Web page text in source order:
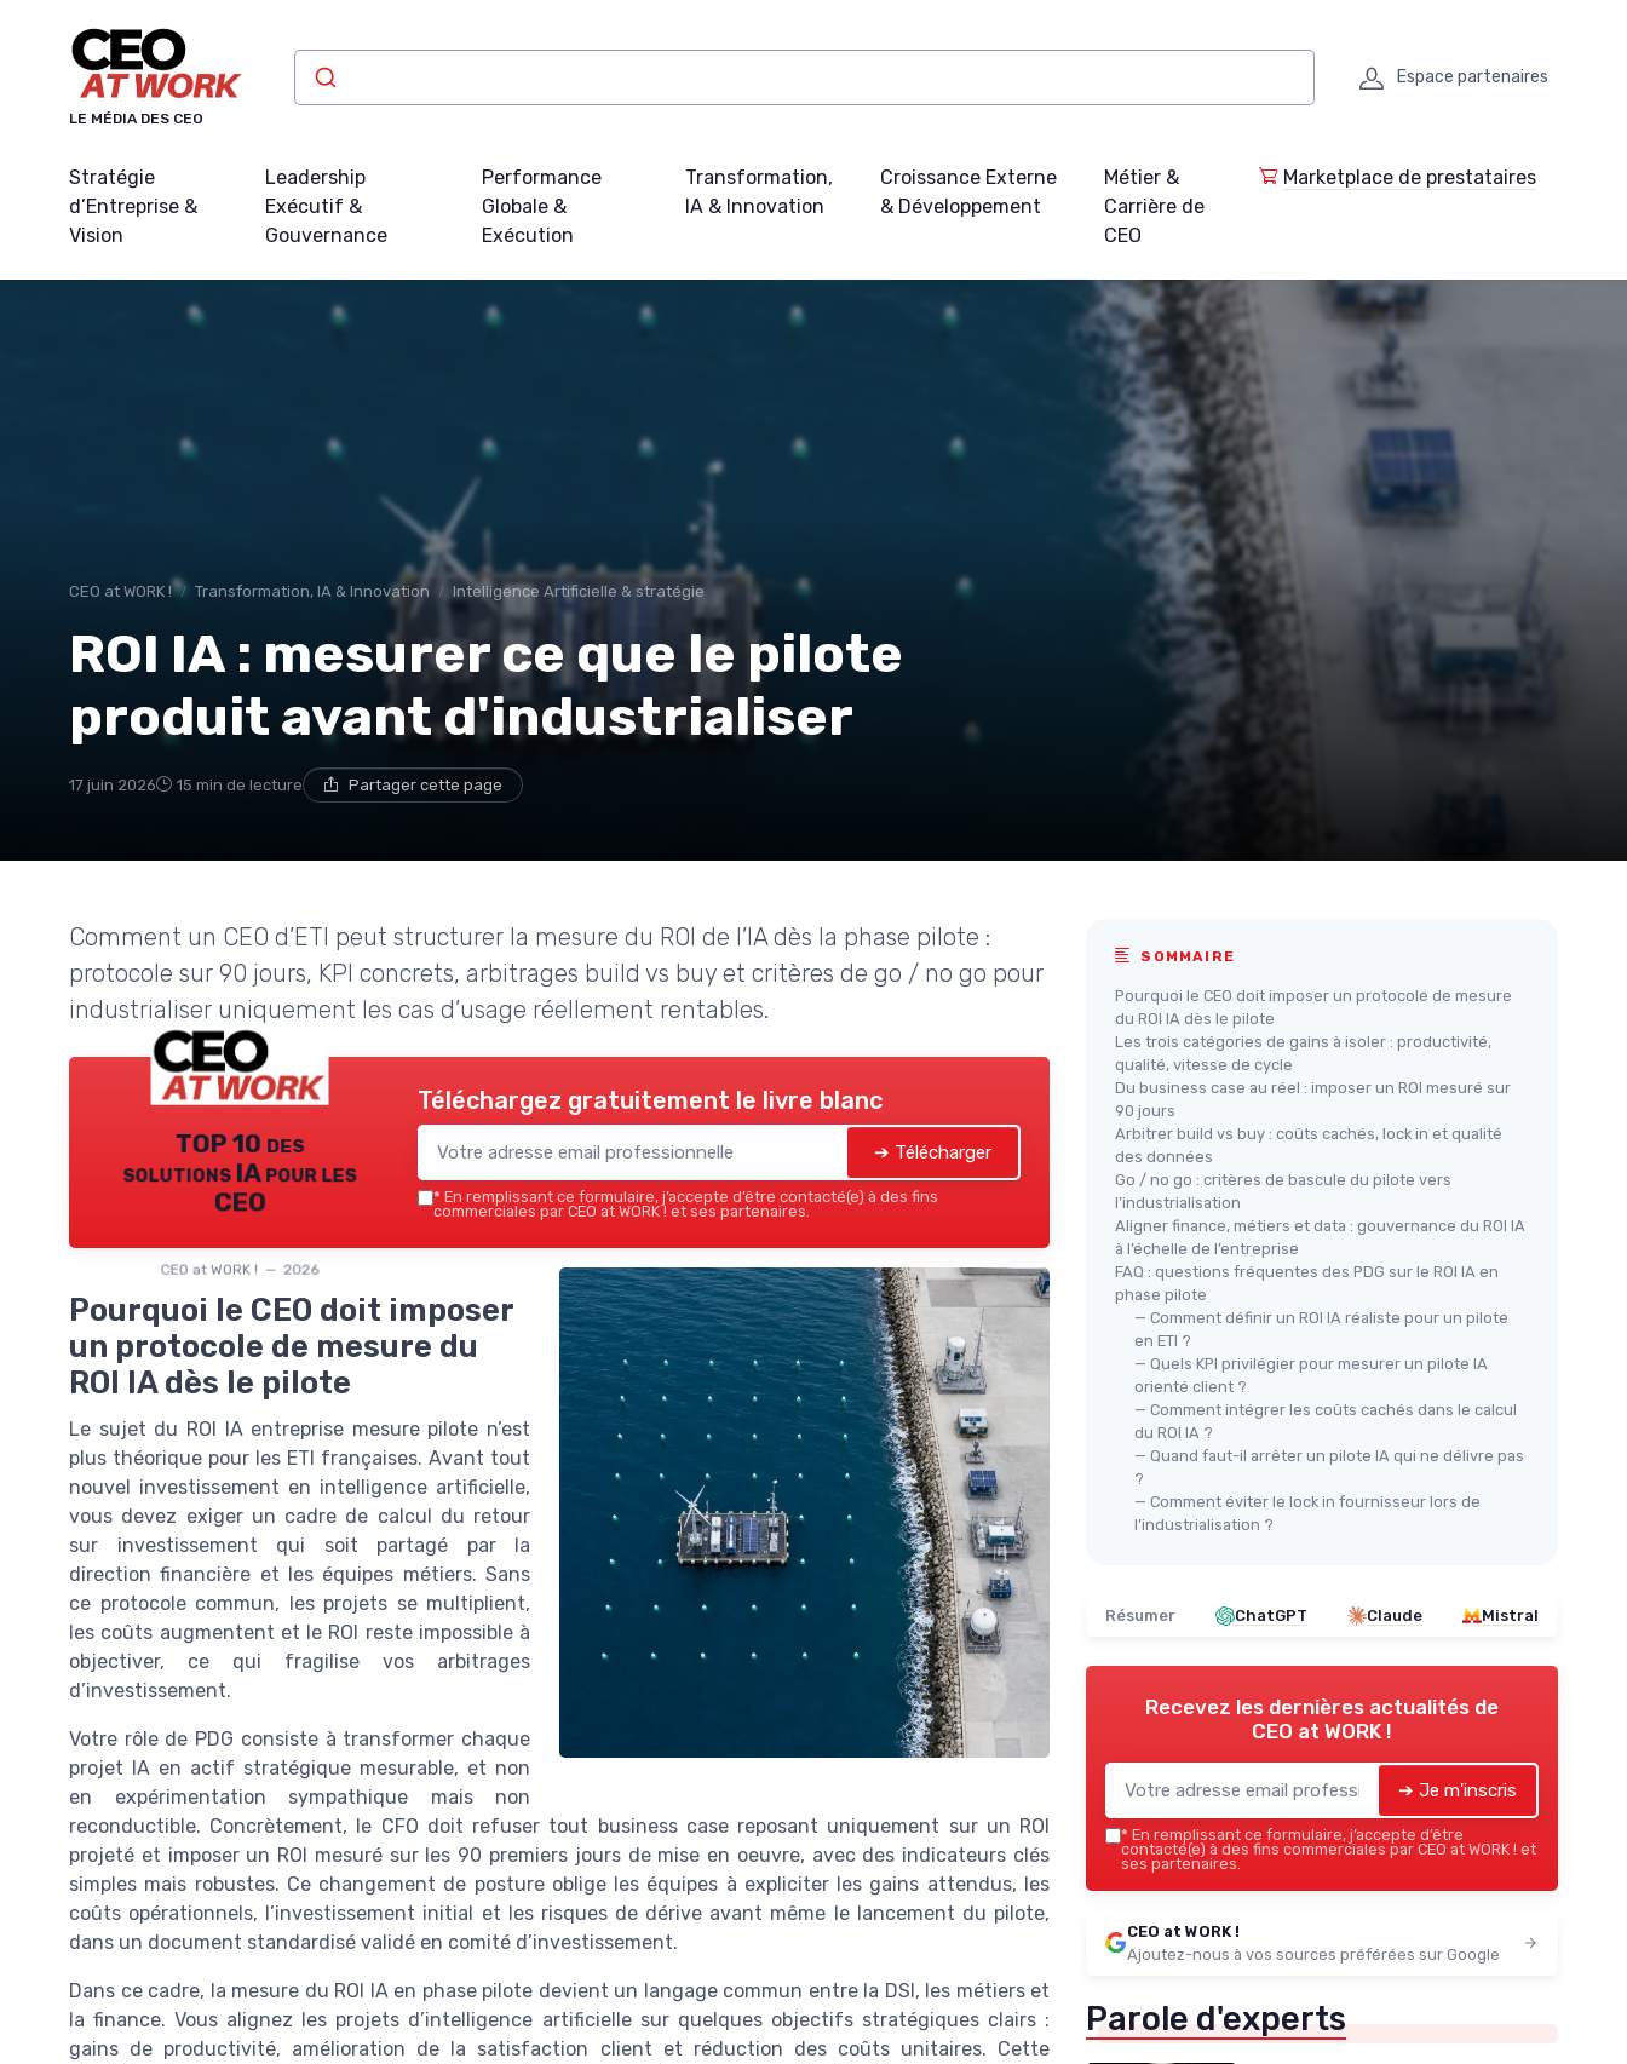
LE MÉDIA DES CEO
Espace partenaires
Stratégie
d’Entreprise &
Vision
Leadership
Exécutif &
Gouvernance
Performance
Globale &
Exécution
Transformation,
IA & Innovation
Croissance Externe
& Développement
Métier &
Carrière de
CEO
Marketplace de prestataires
CEO at WORK ! Transformation, IA & Innovation Intelligence Artificielle & stratégie
ROI IA : mesurer ce que le pilote
produit avant d'industrialiser
17 juin 2026 15 min de lecture Partager cette page
Comment un CEO d’ETI peut structurer la mesure du ROI de l’IA dès la phase pilote :
protocole sur 90 jours, KPI concrets, arbitrages build vs buy et critères de go / no go pour
industrialiser uniquement les cas d’usage réellement rentables.
TOP 10 des
solutions IA pour les
CEO
CEO at WORK ! — 2026
Téléchargez gratuitement le livre blanc
➔ Télécharger
* En remplissant ce formulaire, j’accepte d’être contacté(e) à des fins
commerciales par CEO at WORK ! et ses partenaires.
Pourquoi le CEO doit imposer
un protocole de mesure du
ROI IA dès le pilote
Le sujet du ROI IA entreprise mesure pilote n’est
plus théorique pour les ETI françaises. Avant tout
nouvel investissement en intelligence artificielle,
vous devez exiger un cadre de calcul du retour
sur investissement qui soit partagé par la
direction financière et les équipes métiers. Sans
ce protocole commun, les projets se multiplient,
les coûts augmentent et le ROI reste impossible à
objectiver, ce qui fragilise vos arbitrages
d’investissement.
Votre rôle de PDG consiste à transformer chaque
projet IA en actif stratégique mesurable, et non
en expérimentation sympathique mais non
reconductible. Concrètement, le CFO doit refuser tout business case reposant uniquement sur un ROI
projeté et imposer un ROI mesuré sur les 90 premiers jours de mise en oeuvre, avec des indicateurs clés
simples mais robustes. Ce changement de posture oblige les équipes à expliciter les gains attendus, les
coûts opérationnels, l’investissement initial et les risques de dérive avant même le lancement du pilote,
dans un document standardisé validé en comité d’investissement.
Dans ce cadre, la mesure du ROI IA en phase pilote devient un langage commun entre la DSI, les métiers et
la finance. Vous alignez les projets d’intelligence artificielle sur quelques objectifs stratégiques clairs :
gains de productivité, amélioration de la satisfaction client et réduction des coûts unitaires. Cette
SOMMAIRE
Pourquoi le CEO doit imposer un protocole de mesure
du ROI IA dès le pilote
Les trois catégories de gains à isoler : productivité,
qualité, vitesse de cycle
Du business case au réel : imposer un ROI mesuré sur
90 jours
Arbitrer build vs buy : coûts cachés, lock in et qualité
des données
Go / no go : critères de bascule du pilote vers
l’industrialisation
Aligner finance, métiers et data : gouvernance du ROI IA
à l’échelle de l’entreprise
FAQ : questions fréquentes des PDG sur le ROI IA en
phase pilote
— Comment définir un ROI IA réaliste pour un pilote
en ETI ?
— Quels KPI privilégier pour mesurer un pilote IA
orienté client ?
— Comment intégrer les coûts cachés dans le calcul
du ROI IA ?
— Quand faut-il arrêter un pilote IA qui ne délivre pas
?
— Comment éviter le lock in fournisseur lors de
l’industrialisation ?
Résumer ChatGPT Claude Mistral
Recevez les dernières actualités de
CEO at WORK !
➔ Je m'inscris
* En remplissant ce formulaire, j’accepte d’être
contacté(e) à des fins commerciales par CEO at WORK ! et
ses partenaires.
CEO at WORK !
Ajoutez-nous à vos sources préférées sur Google
Parole d'experts